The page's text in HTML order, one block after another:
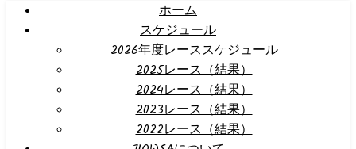
ホーム
スケジュール
2026年度レーススケジュール
2025レース（結果）
2024レース（結果）
2023レース（結果）
2022レース（結果）